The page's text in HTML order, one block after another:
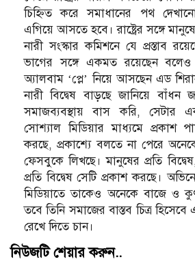
চিহ্নিত করে সমাধানের পথ
এগিয়ে আসতে হবে। রাষ্ট্রের সঙ্গে
নারী সংস্কার কমিশনে যে প্রস্তাব
ভাগের সঙ্গে একমত রয়েছেন বলেও
অ্যালবাম ‘প্লে’ নিয়ে আসছেন এড
নারী বিদ্বেষ বাড়ছে জানিয়ে
সমাজব্যবস্থায় বাস করি, সেটার
সোশ্যাল মিডিয়ার মাধ্যমে প্রকাশ
করছে, প্রকাশ্যে বলতে না পেরে
ফেসবুকে লিখছে। মানুষের প্রতি
প্রতি বিদ্বেষ সেটি প্রকাশ করছে।
মিডিয়াতে তাকেও অনেকে বাজে ও
তবে তিনি সমাজের বাস্তব চিত্র
রেখে দিতে চান।
নিউজটি শেয়ার করুন..